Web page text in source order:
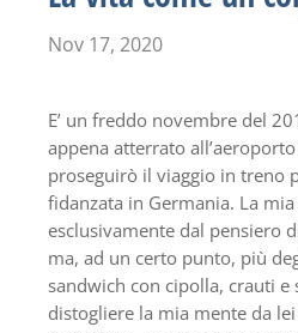
Nov 17, 2020
E’ un freddo novembre del
appena atterrato
proseguirò il viaggio in treno
fidanzata in Germania. La
esclusivamente dal pensiero
ma, ad un certo punto, più
sandwich con cipolla, crauti e
distogliere la mia mente da